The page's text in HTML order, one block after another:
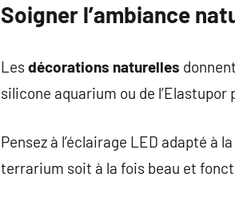
Soigner l’ambiance
Lesdécorations naturelles
silicone aquarium ou de
Pensez à l’éclairage LED adapté à
terrarium soit à la fois beau et